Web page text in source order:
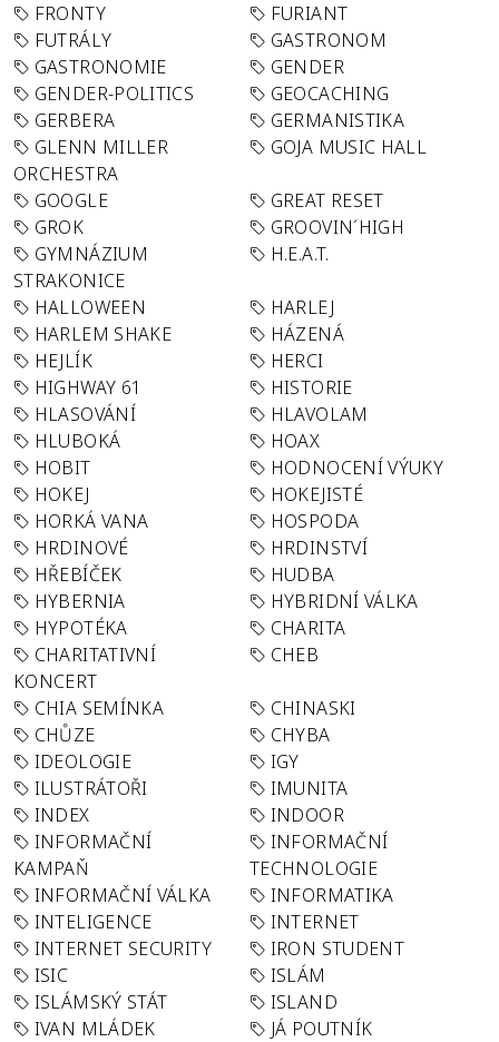
FRONTY
FURIANT
FUTRÁLY
GASTRONOM
GASTRONOMIE
GENDER
GENDER-POLITICS
GEOCACHING
GERBERA
GERMANISTIKA
GLENN MILLER
ORCHESTRA
GOJA MUSIC HALL
GOOGLE
GREAT RESET
GROK
GROOVIN´HIGH
GYMNÁZIUM
STRAKONICE
H.E.A.T.
HALLOWEEN
HARLEJ
HARLEM SHAKE
HÁZENÁ
HEJLÍK
HERCI
HIGHWAY 61
HISTORIE
HLASOVÁNÍ
HLAVOLAM
HLUBOKÁ
HOAX
HOBIT
HODNOCENÍ VÝUKY
HOKEJ
HOKEJISTÉ
HORKÁ VANA
HOSPODA
HRDINOVÉ
HRDINSTVÍ
HŘEBÍČEK
HUDBA
HYBERNIA
HYBRIDNÍ VÁLKA
HYPOTÉKA
CHARITA
CHARITATIVNÍ
KONCERT
CHEB
CHIA SEMÍNKA
CHINASKI
CHŮZE
CHYBA
IDEOLOGIE
IGY
ILUSTRÁTOŘI
IMUNITA
INDEX
INDOOR
INFORMAČNÍ
KAMPAŇ
INFORMAČNÍ
TECHNOLOGIE
INFORMAČNÍ VÁLKA
INFORMATIKA
INTELIGENCE
INTERNET
INTERNET SECURITY
IRON STUDENT
ISIC
ISLÁM
ISLÁMSKÝ STÁT
ISLAND
IVAN MLÁDEK
JÁ POUTNÍK